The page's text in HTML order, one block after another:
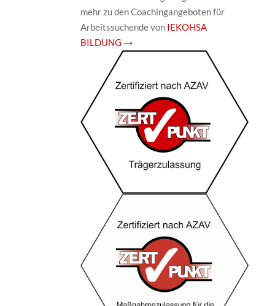
mehr zu den Coachingangeboten für
Arbeitssuchende von IEKOHSA
BILDUNG →